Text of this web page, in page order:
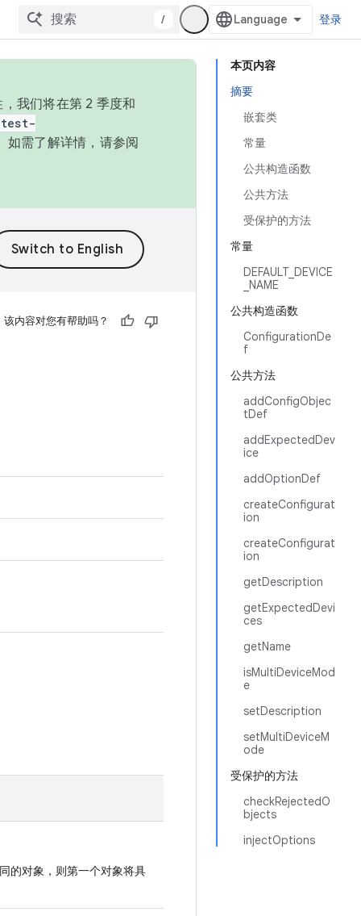
/ 登录
本页内容
摘要
嵌套类
常量
公共构造函数
公共方法
受保护的方法
常量
DEFAULT_DEVICE
_NAME
公共构造函数
ConfigurationDe
f
公共方法
addConfigObjec
tDef
addExpectedDev
ice
addOptionDef
createConfigurat
ion
createConfigurat
ion
getDescription
getExpectedDevi
ces
getName
isMultiDeviceMod
e
setDescription
setMultiDeviceM
ode
受保护的方法
checkRejectedO
bjects
injectOptions
我们将在第 2 季度和
如需了解详情，请参阅
该内容对您有帮助吗？
的对象，则第一个对象将具